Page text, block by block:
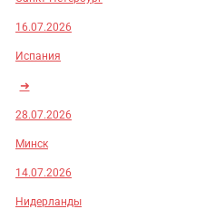
16.07.2026
Испания
➜
28.07.2026
Минск
14.07.2026
Нидерланды